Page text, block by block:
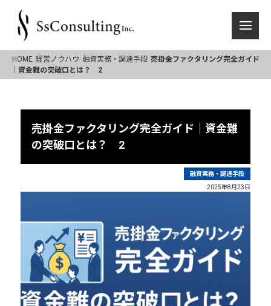
HOME 経営ノウハウ 融資実務・調達手段 売掛金ファクタリング完全ガイド
｜資金難の突破口とは？ 2
売掛金ファクタリング完全ガイド｜資金難
の突破口とは？ 2
融資実務・調達手段
2025年8月23日